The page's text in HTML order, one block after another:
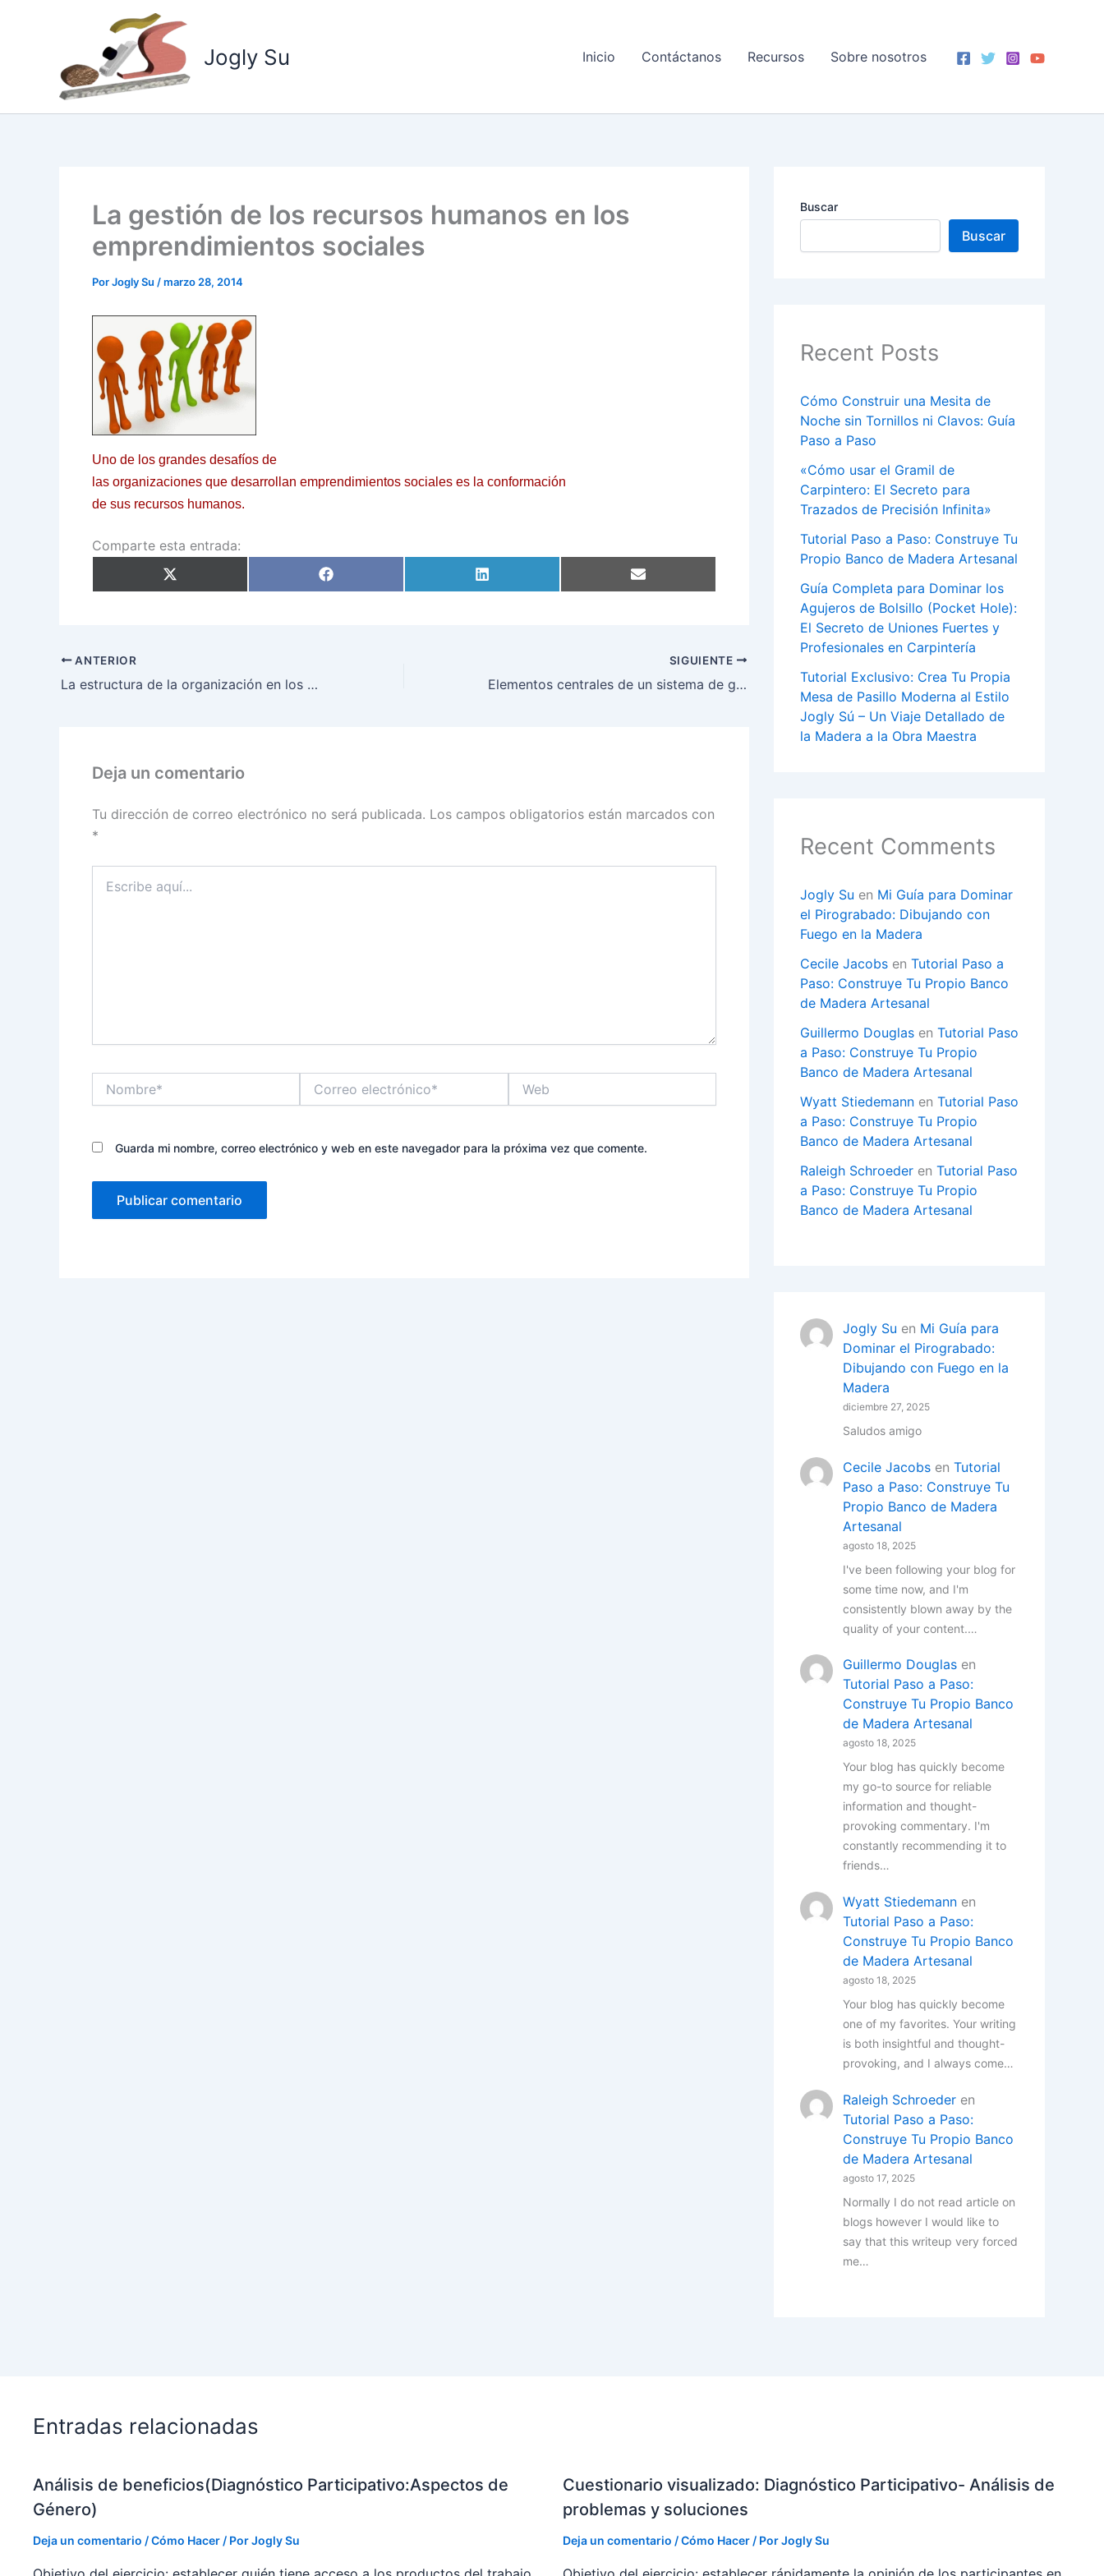
Jogly Su Inicio Contáctanos Recursos Sobre nosotros
La gestión de los recursos humanos en los
emprendimientos sociales
PorJogly Su /marzo 28, 2014
Uno de los grandes desafíos de
las organizaciones que desarrollan emprendimientos sociales es la conformación
de sus recursos humanos.
Comparte esta entrada:
Compartir
en
Compartir
en
Compartir
en
Compartir
en
ANTERIOR
La estructura de la organización en los emprendimientos sociales
SIGUIENTE
Elementos centrales de un sistema de gestión de recursos humanos
Deja un comentario
Tu dirección de correo electrónico no será publicada. Los campos obligatorios están marcados con
*
aquí...
electrónico*
Guarda mi nombre, correo electrónico y web en este navegador para la próxima vez que comente.
Buscar
Buscar
Recent Posts
Cómo Construir una Mesita de
Noche sin Tornillos ni Clavos: Guía
Paso a Paso
«Cómo usar el Gramil de
Carpintero: El Secreto para
Trazados de Precisión Infinita»
Tutorial Paso a Paso: Construye Tu
Propio Banco de Madera Artesanal
Guía Completa para Dominar los
Agujeros de Bolsillo (Pocket Hole):
El Secreto de Uniones Fuertes y
Profesionales en Carpintería
Tutorial Exclusivo: Crea Tu Propia
Mesa de Pasillo Moderna al Estilo
Jogly Sú – Un Viaje Detallado de
la Madera a la Obra Maestra
Recent Comments
Jogly Su en Mi Guía para Dominar
el Pirograbado: Dibujando con
Fuego en la Madera
Cecile Jacobs en Tutorial Paso a
Paso: Construye Tu Propio Banco
de Madera Artesanal
Guillermo Douglas en Tutorial Paso
a Paso: Construye Tu Propio
Banco de Madera Artesanal
Wyatt Stiedemann en Tutorial Paso
a Paso: Construye Tu Propio
Banco de Madera Artesanal
Raleigh Schroeder en Tutorial Paso
a Paso: Construye Tu Propio
Banco de Madera Artesanal
Jogly Su en Mi Guía para
Dominar el Pirograbado:
Dibujando con Fuego en la
Madera
diciembre 27, 2025
Saludos amigo
Cecile Jacobs en Tutorial
Paso a Paso: Construye Tu
Propio Banco de Madera
Artesanal
agosto 18, 2025
I've been following your blog for
some time now, and I'm
consistently blown away by the
quality of your content.…
Guillermo Douglas en
Tutorial Paso a Paso:
Construye Tu Propio Banco
de Madera Artesanal
agosto 18, 2025
Your blog has quickly become
my go-to source for reliable
information and thought-
provoking commentary. I'm
constantly recommending it to
friends…
Wyatt Stiedemann en
Tutorial Paso a Paso:
Construye Tu Propio Banco
de Madera Artesanal
agosto 18, 2025
Your blog has quickly become
one of my favorites. Your writing
is both insightful and thought-
provoking, and I always come…
Raleigh Schroeder en
Tutorial Paso a Paso:
Construye Tu Propio Banco
de Madera Artesanal
agosto 17, 2025
Normally I do not read article on
blogs however I would like to
say that this writeup very forced
me…
Entradas relacionadas
Análisis de beneficios(Diagnóstico Participativo:Aspectos de
Género)
Deja un comentario /Cómo Hacer / PorJogly Su
Cuestionario visualizado: Diagnóstico Participativo- Análisis de
problemas y soluciones
Deja un comentario /Cómo Hacer/ PorJogly Su